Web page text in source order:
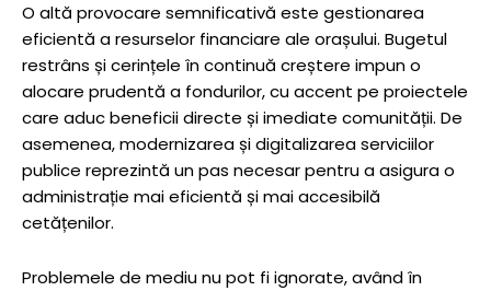
O altă provocare semnificativă este gestionarea
eficientă a resurselor financiare ale orașului. Bugetul
restrâns și cerințele în continuă creștere impun o
alocare prudentă a fondurilor, cu accent pe proiectele
care aduc beneficii directe și imediate comunității. De
asemenea, modernizarea și digitalizarea serviciilor
publice reprezintă un pas necesar pentru a asigura o
administrație mai eficientă și mai accesibilă
cetățenilor.
Problemele de mediu nu pot fi ignorate, având în